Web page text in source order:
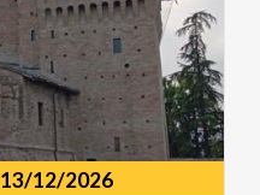
13/12/2026